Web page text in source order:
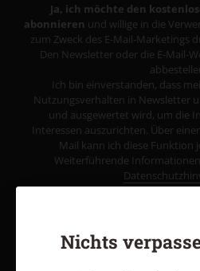
Ja, ich möchte den
abonnieren und willige in die
zum Zweck des E-Mail-Marketings
Den Newsletter oder die E-Mail-
Ich bin einverstanden, dass
Nutzungsverhalten in Newsletter
und ausgewertet wird, um die
Interessen auszurichten. Über
Mail kann ich diese Funktion
Weiterführende
Nichts